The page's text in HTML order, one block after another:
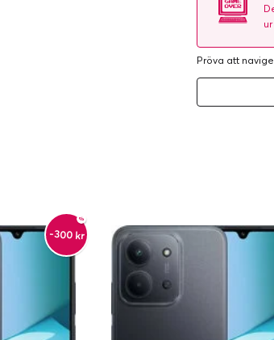
Pröva att
-300 kr